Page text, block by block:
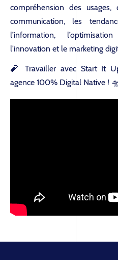
compréhension des usages,
communication, les
l’information,
l’innovation et le marketing
🧨 Travailler avec Start It
agence 100% Digital Native ! 🛸